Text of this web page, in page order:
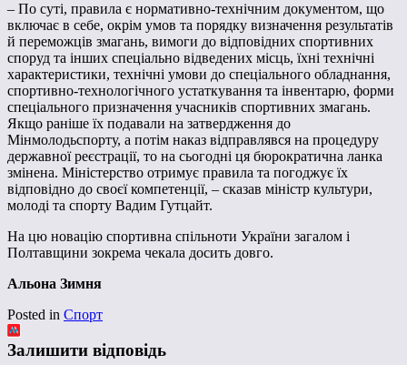
– По суті, правила є нормативно-технічним документом, що
включає в себе, окрім умов та порядку визначення результатів
й переможців змагань, вимоги до відповідних спортивних
споруд та інших спеціально відведених місць, їхні технічні
характеристики, технічні умови до спеціального обладнання,
спортивно-технологічного устаткування та інвентарю, форми
спеціального призначення учасників спортивних змагань.
Якщо раніше їх подавали на затвердження до
Мінмолодьспорту, а потім наказ відправлявся на процедуру
державної реєстрації, то на сьогодні ця бюрократична ланка
змінена. Міністерство отримує правила та погоджує їх
відповідно до своєї компетенції, – сказав міністр культури,
молоді та спорту Вадим Гутцайт.
На цю новацію спортивна спільноти України загалом і
Полтавщини зокрема чекала досить довго.
Альона Зимня
Posted in Спорт
Залишити відповідь